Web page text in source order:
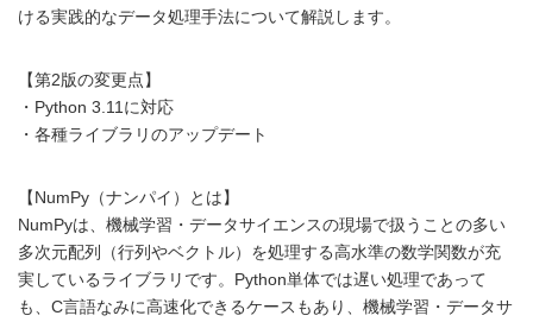
ける実践的なデータ処理手法について解説します。
【第2版の変更点】
・Python 3.11に対応
・各種ライブラリのアップデート
【NumPy（ナンパイ）とは】
NumPyは、機械学習・データサイエンスの現場で扱うことの多い
多次元配列（行列やベクトル）を処理する高水準の数学関数が充
実しているライブラリです。Python単体では遅い処理であって
も、C言語なみに高速化できるケースもあり、機械学習・データサ